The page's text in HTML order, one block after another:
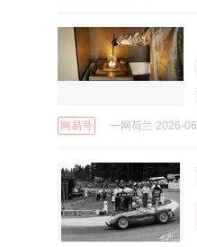
网易号 一网荷兰 2026-